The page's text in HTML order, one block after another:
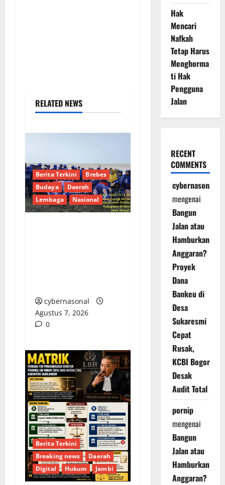
RELATED NEWS
Berita Terkini
Brebes
Budaya
Daerah
Lembaga
Nasional
cybernasonal
Agustus 7, 2026
0
Berita Terkini
Breaking news
Daerah
Digital
Hukum Jambi
Hak
Mencari
Nafkah
Tetap Harus
Menghorma
ti Hak
Pengguna
Jalan
RECENT
COMMENTS
cybernasonal
mengenai
Bangun
Jalan atau
Hamburkan
Anggaran?
Proyek
Dana
Bankeu di
Desa
Sukaresmi
Cepat
Rusak,
KCBI Bogor
Desak
Audit Total
pornip
mengenai
Bangun
Jalan atau
Hamburkan
Anggaran?